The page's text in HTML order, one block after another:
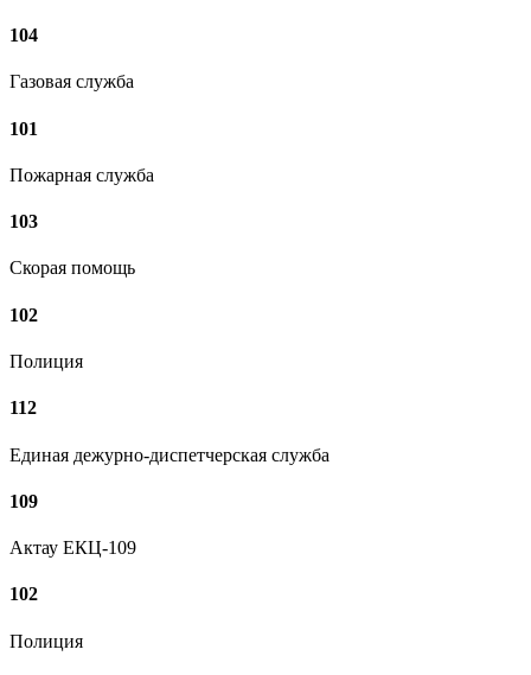
104
Газовая служба
101
Пожарная служба
103
Скорая помощь
102
Полиция
112
Единая дежурно-диспетчерская служба
109
Актау ЕКЦ-109
102
Полиция